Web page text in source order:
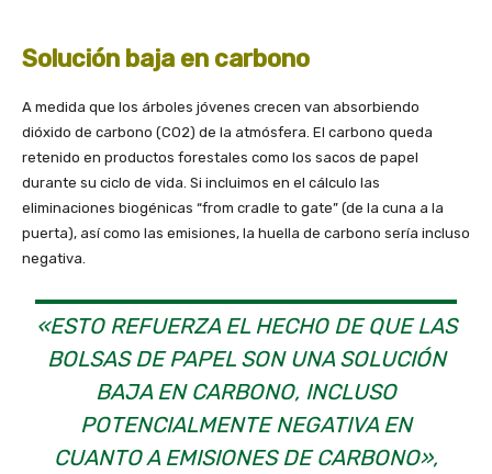
Solución baja en carbono
A medida que los árboles jóvenes crecen van absorbiendo
dióxido de carbono (CO2) de la atmósfera. El carbono queda
retenido en productos forestales como los sacos de papel
durante su ciclo de vida. Si incluimos en el cálculo las
eliminaciones biogénicas “from cradle to gate” (de la cuna a la
puerta), así como las emisiones, la huella de carbono sería incluso
negativa.
«ESTO REFUERZA EL HECHO DE QUE LAS
BOLSAS DE PAPEL SON UNA SOLUCIÓN
BAJA EN CARBONO, INCLUSO
POTENCIALMENTE NEGATIVA EN
CUANTO A EMISIONES DE CARBONO»,